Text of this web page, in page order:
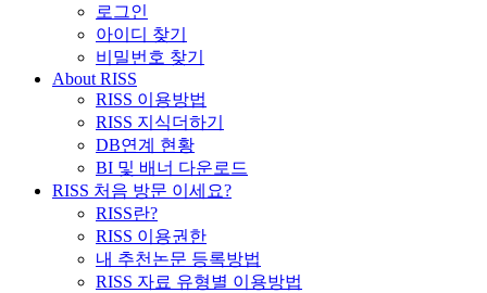
로그인
아이디 찾기
비밀번호 찾기
About RISS
RISS 이용방법
RISS 지식더하기
DB연계 현황
BI 및 배너 다운로드
RISS 처음 방문 이세요?
RISS란?
RISS 이용권한
내 추천논문 등록방법
RISS 자료 유형별 이용방법